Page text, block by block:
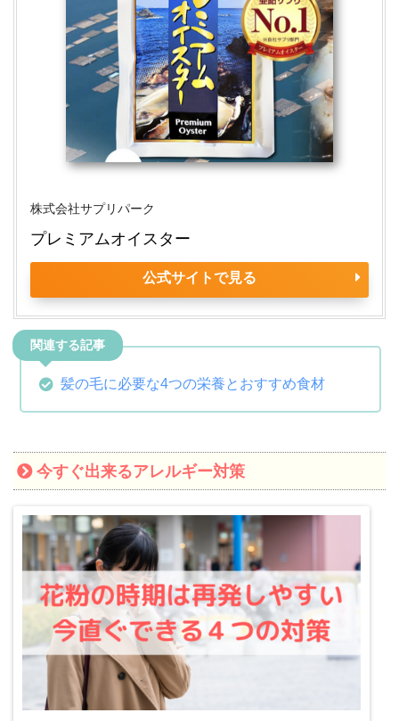
株式会社サプリパーク
プレミアムオイスター
公式サイトで見る
髪の毛に必要な4つの栄養とおすすめ食材
今すぐ出来るアレルギー対策